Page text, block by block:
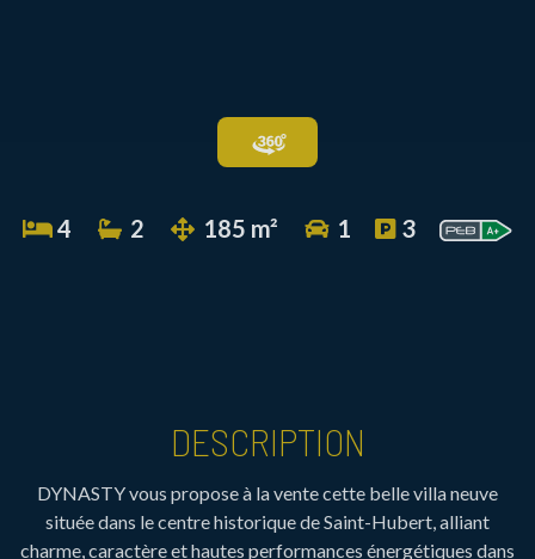
4 2 185 m² 1 3
DESCRIPTION
DYNASTY vous propose à la vente cette belle villa neuve
située dans le centre historique de Saint-Hubert, alliant
charme, caractère et hautes performances énergétiques dans